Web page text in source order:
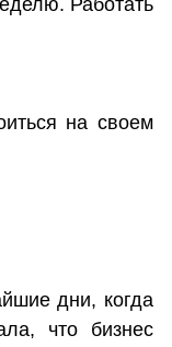
Работать
на своем
дни, когда
что бизнес